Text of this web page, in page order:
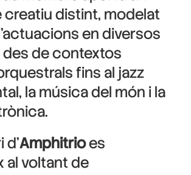
creatiu distint, modelat
en diversos
de contextos
fins al jazz
la música del món i la
Amphitrioes
al voltant de